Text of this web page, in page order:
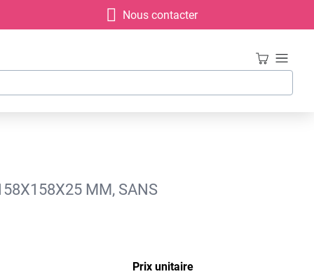
Nous contacter
MM, SANS
Prix unitaire